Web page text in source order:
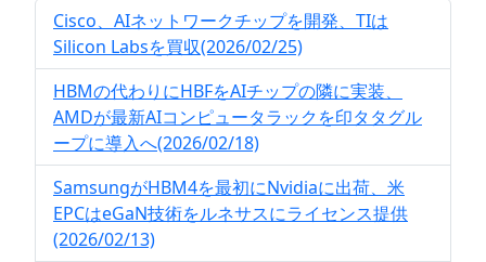
Cisco、AIネットワークチップを開発、TIは
Silicon Labsを買収(2026/02/25)
HBMの代わりにHBFをAIチップの隣に実装、
AMDが最新AIコンピュータラックを印タタグル
ープに導入へ(2026/02/18)
SamsungがHBM4を最初にNvidiaに出荷、米
EPCはeGaN技術をルネサスにライセンス提供
(2026/02/13)